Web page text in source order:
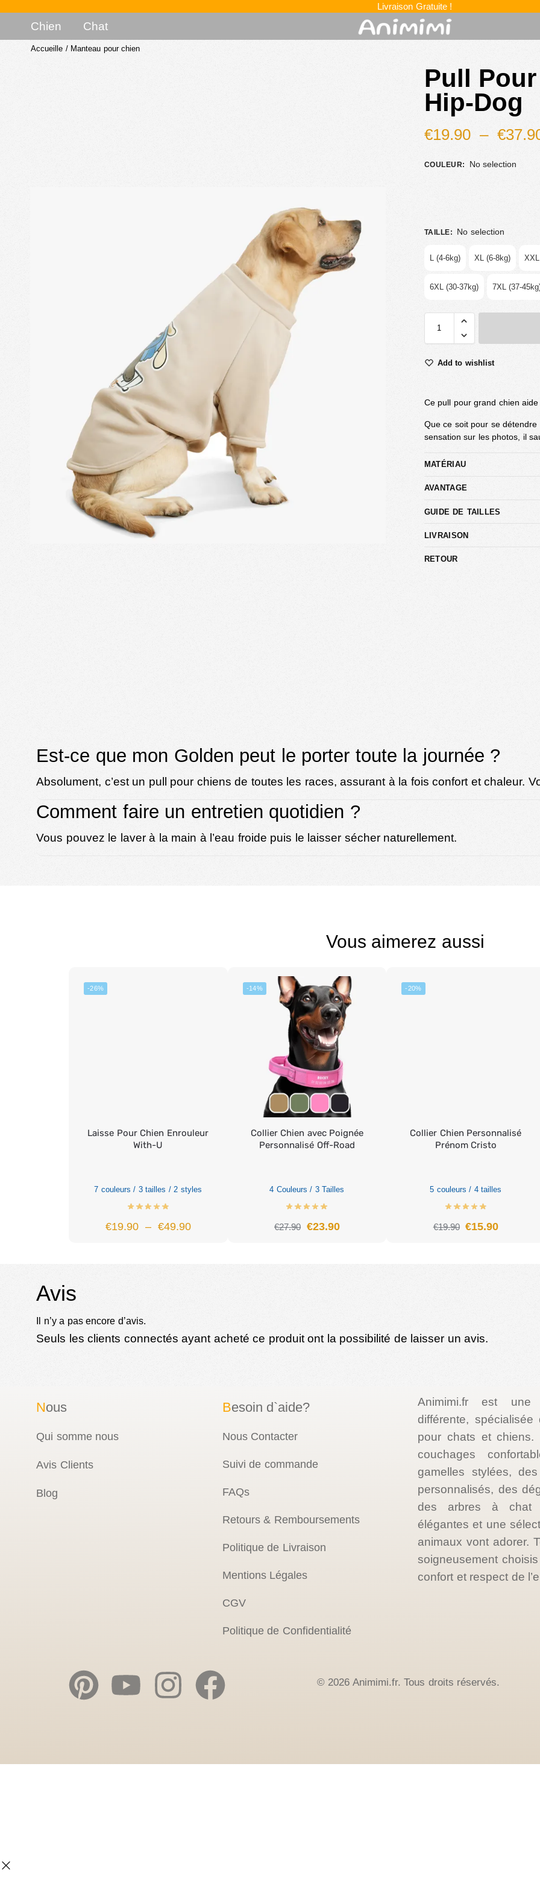
Livraison Gratuite !
Chien Chat
Accueille / Manteau pour chien
Pull
Hip-Dog
€19.90 – €
COULEUR: No selection
TAILLE: No selection
L (4-6kg) XL (6-8kg)
6XL (30-37kg) 7XL (37-
Add to wishlist
Ce pull pour grand chien
Que ce soit pour se
sensation sur les photos, il
MATÉRIAU
AVANTAGE
GUIDE DE TAILLES
LIVRAISON
RETOUR
Est-ce que mon Golden peut le porter toute la journée ?
Absolument, c’est un pull pour chiens de toutes les races, assurant à la fois confort et chaleur.
Comment faire un entretien quotidien ?
Vous pouvez le laver à la main à l’eau froide puis le laisser sécher naturellement.
Vous aimerez aussi
-26%
Laisse Pour Chien Enrouleur
With-U
7 couleurs / 3 tailles / 2 styles
€19.90 – €49.90
-14%
Collier Chien avec Poignée
Personnalisé Off-Road
4 Couleurs / 3 Tailles
€27.90 €23.90
-20%
Collier Chien Personnalisé
Prénom Cristo
5 couleurs / 4 tailles
€19.90 €15.90
Avis
Il n’y a pas encore d’avis.
Seuls les clients connectés ayant acheté ce produit ont la possibilité de laisser un avis.
Nous
Qui somme nous
Avis Clients
Blog
Besoin d`aide?
Nous Contacter
Suivi de commande
FAQs
Retours & Remboursements
Politique de Livraison
Mentions Légales
CGV
Politique de Confidentialité
Animimi.fr est
différente,
pour chats et chiens.
couchages
gamelles stylées,
personnalisés, des
des arbres à chat
élégantes et une
animaux vont adorer.
soigneusement
confort et respect de
© 2026 Animimi.fr. Tous droits réservés.